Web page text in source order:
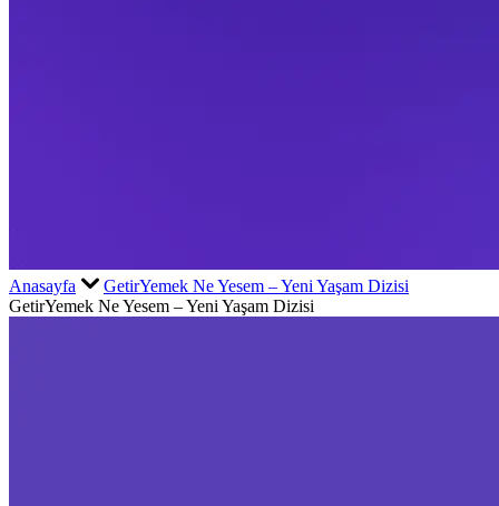
Anasayfa
GetirYemek Ne Yesem – Yeni Yaşam Dizisi
GetirYemek Ne Yesem – Yeni Yaşam Dizisi